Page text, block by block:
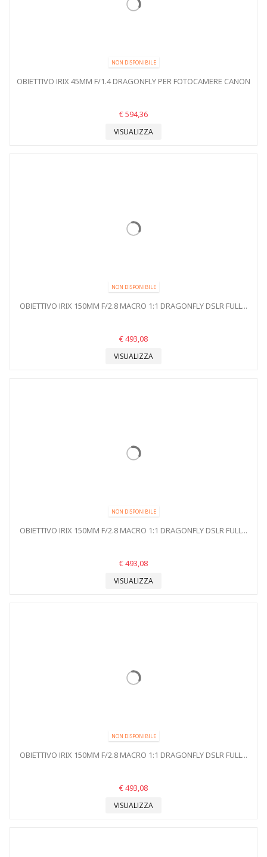
NON DISPONIBILE
OBIETTIVO IRIX 45MM F/1.4 DRAGONFLY PER FOTOCAMERE CANON
€ 594,36
VISUALIZZA
NON DISPONIBILE
OBIETTIVO IRIX 150MM F/2.8 MACRO 1:1 DRAGONFLY DSLR FULL...
€ 493,08
VISUALIZZA
NON DISPONIBILE
OBIETTIVO IRIX 150MM F/2.8 MACRO 1:1 DRAGONFLY DSLR FULL...
€ 493,08
VISUALIZZA
NON DISPONIBILE
OBIETTIVO IRIX 150MM F/2.8 MACRO 1:1 DRAGONFLY DSLR FULL...
€ 493,08
VISUALIZZA